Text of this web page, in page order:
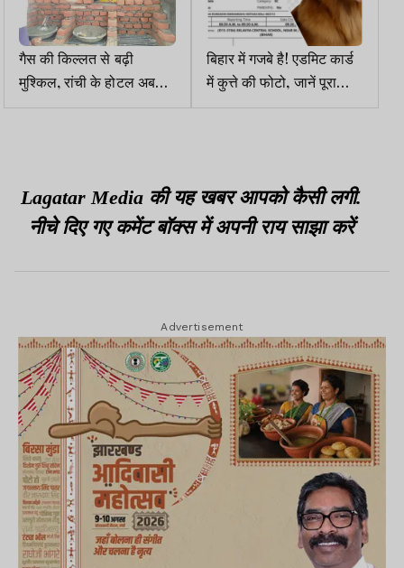
गैस की किल्लत से बढ़ी
मुश्किल, रांची के होटल अब
परोसेंगे चूल्हे पर बनी डिश
बिहार में गजबे है! एडमिट कार्ड
में कुत्ते की फोटो, जानें पूरा
मामला
Lagatar Media की यह खबर आपको कैसी लगी.
नीचे दिए गए कमेंट बॉक्स में अपनी राय साझा करें
Advertisement